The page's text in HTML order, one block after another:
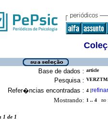
Base de dados : article
Pesquisa :
Refer�ncias encontradas : 4 [refinar
Mostrando: 1 .. 4 no
1 de 1